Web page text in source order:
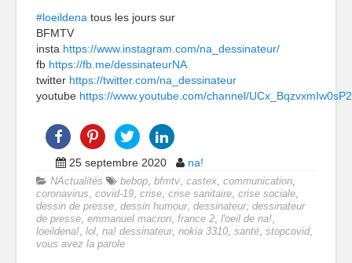
#loeildena tous les jours sur
BFMTV
insta https://www.instagram.com/na_dessinateur/
fb https://fb.me/dessinateurNA
twitter https://twitter.com/na_dessinateur
youtube https://www.youtube.com/channel/
25 septembre 2020 na!
NActualités bebop, bfmtv, castex, communication,
coronavirus, covid-19, crise, crise sanitaire, crise sociale,
dessin de presse, dessin humour, dessinateur, dessinateur
de presse, emmanuel macron, france 2, l'oeil de na!,
loeildena!, lol, na! dessinateur, nokia 3310, santé, stopcovid,
vous avez la parole